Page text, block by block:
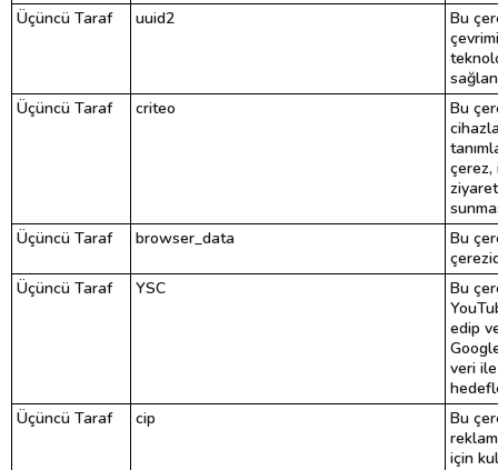
Üçüncü Taraf
uuid2
Bu
Üçüncü Taraf
criteo
Bu
Üçüncü Taraf
browser_data
Bu
Üçüncü Taraf
YSC
Bu
edip
veri
Üçüncü Taraf
cip
Bu
için